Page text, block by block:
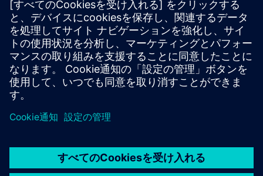
日付と登録日
現在利用可能なイベントはありません
コースのリクエストリストに登録していただければ、新しい日
程が決定次第、お知らせいたします。